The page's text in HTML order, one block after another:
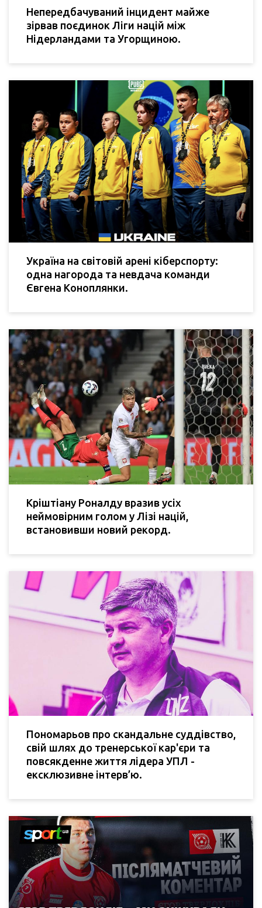
Непередбачуваний інцидент майже
зірвав поєдинок Ліги націй між
Нідерландами та Угорщиною.
Україна на світовій арені кіберспорту:
одна нагорода та невдача команди
Євгена Коноплянки.
Кріштіану Роналду вразив усіх
неймовірним голом у Лізі націй,
встановивши новий рекорд.
Пономарьов про скандальне суддівство,
свій шлях до тренерської кар'єри та
повсякденне життя лідера УПЛ -
ексклюзивне інтерв’ю.